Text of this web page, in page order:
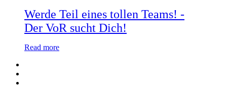
Werde Teil eines tollen Teams! -
Der VoR sucht Dich!
Read more